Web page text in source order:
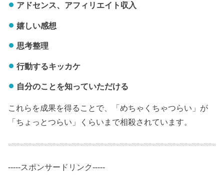
アドセンス、アフィリエイト収入
嬉しい感想
思考整理
行動するキッカケ
自分のことを知っていただける
これらを成果を得ることで、「めちゃくちゃつらい」が
「ちょっとつらい」くらいまで相殺されています。
-----スポンサードリンク-----